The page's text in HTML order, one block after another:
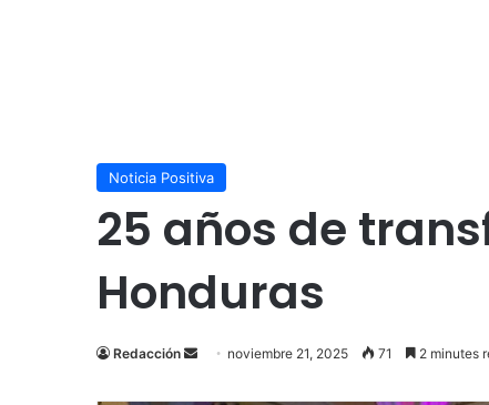
Noticia Positiva
25 años de
Honduras
Redacción
Send noviembre 21, 2025 71 2 minutes